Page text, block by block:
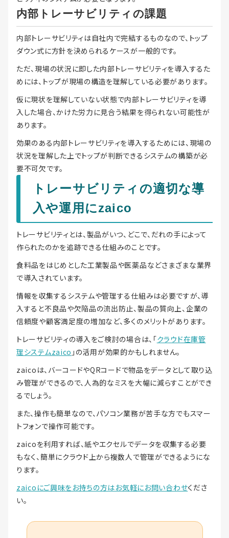
内部トレーサビリティの課題
内部トレーサビリティは自社内で完結するものなので、トップ
ダウン式に方針を決められるケースが一般的です。
ただ、現場の状況に即した内部トレーサビリティを導入するた
めには、トップが現場の構造を理解している必要があります。
仮に現状を理解していない状態で内部トレーサビリティを導
入した場合、かけた労力に見合う結果を得られない可能性が
あります。
効果のある内部トレーサビリティを導入するためには、現場の
状況を理解した上でトップが判断できるシステムの構築が必
要不可欠です。
トレーサビリティの適切な導
入や運用にzaico
トレーサビリティとは、製品がいつ、どこで、だれの手によって
作られたのかを追跡できる仕組みのことです。
食料品をはじめとした工業製品や医薬品などさまざまな業界
で導入されています。
情報を収集するシステムや管理する仕組みは必要ですが、導
入すると不良品や欠陥品の流出防止、製品の質向上、企業の
信頼度や顧客満足度の増加など、多くのメリットがあります。
トレーサビリティの導入をご検討の場合は、「クラウド在庫管
理システムzaico 」の活用が効果的かもしれません。
zaicoは、バーコードやQRコードで物品をデータとして取り込
み管理ができるので、人為的なミスを大幅に減らすことができ
るでしょう。
また、操作も簡単なので、パソコン業務が苦手な方でもスマー
トフォンで操作可能です。
zaicoを利用すれば、紙やエクセルでデータを収集する必要
もなく、簡単にクラウド上から複数人で管理ができるようにな
ります。
zaicoにご興味をお持ちの方はお気軽にお問い合わせくださ
い。